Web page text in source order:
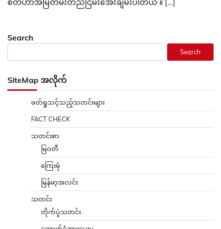
Search
Search
SiteMap အလိုက်
ဖတ်ရှုသင့်သည့်သတင်းများ
FACT CHECK
သတင်းစာ
မြဝတီ
ကြေးမုံ
မြန်မာ့အလင်း
သတင်း
တိုက်ပွဲသတင်း